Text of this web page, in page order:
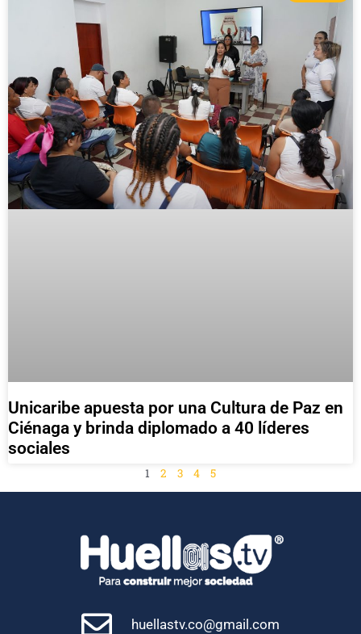
Unicaribe apuesta por una Cultura de Paz en
Ciénaga y brinda diplomado a 40 líderes
sociales
1 2 3 4 5
huellastv.co@gmail.com